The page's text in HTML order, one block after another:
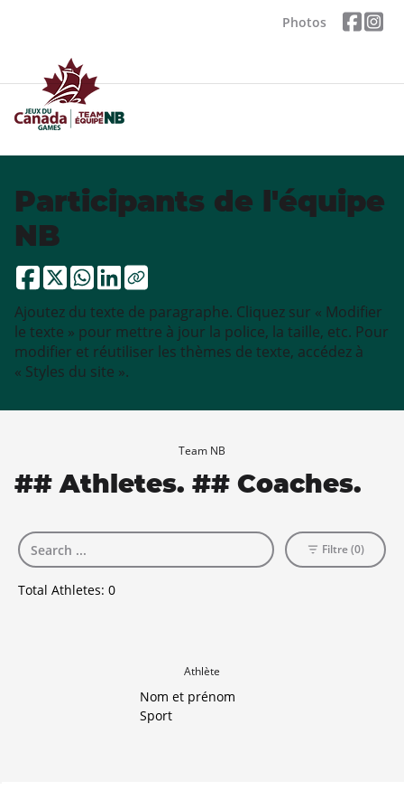
Photos
Participants de l'équipe
NB
Ajoutez du texte de paragraphe. Cliquez sur « Modifier
le texte » pour mettre à jour la police, la taille, etc. Pour
modifier et réutiliser les thèmes de texte, accédez à
« Styles du site ».
Team NB
## Athletes. ## Coaches.
Total Athletes: 0
Filtre (0)
Athlète
Nom et prénom
Sport